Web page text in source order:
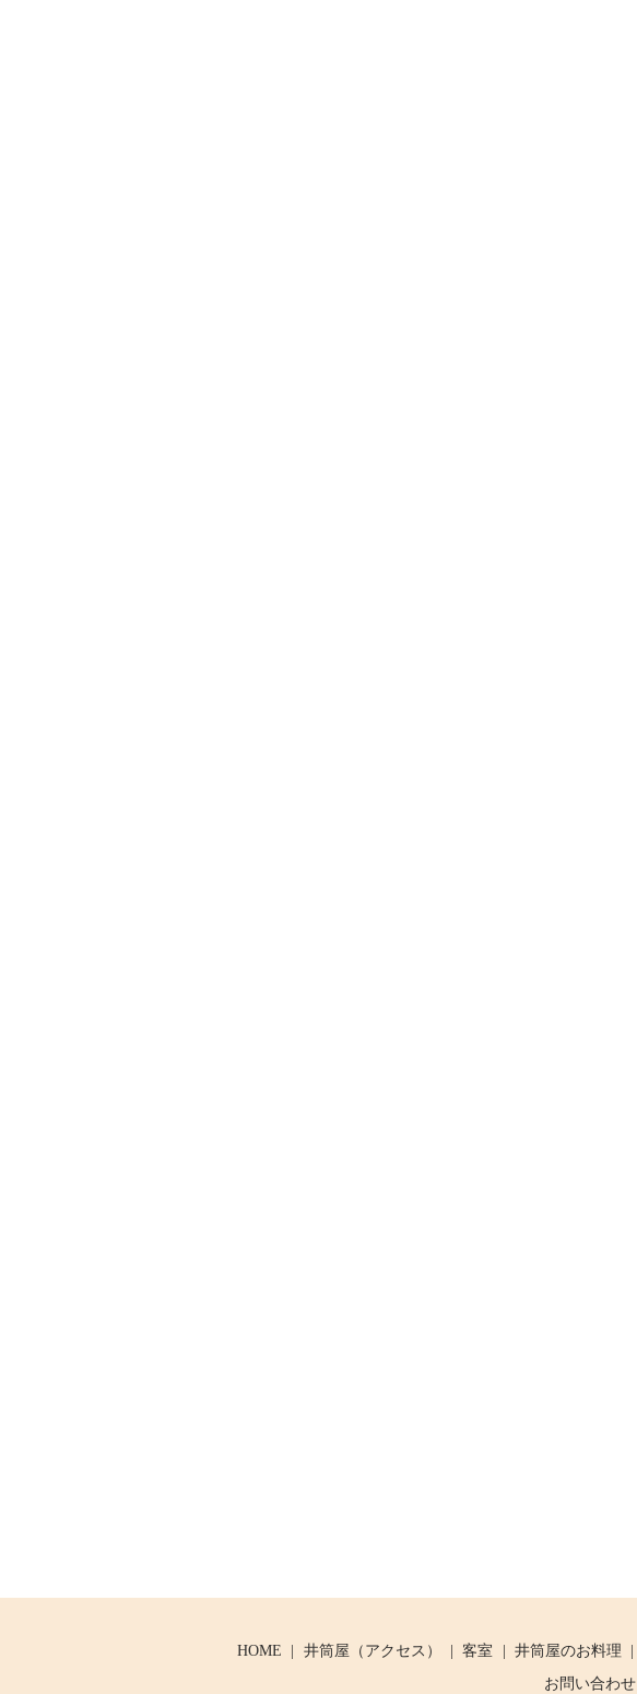
HOME 井筒屋（アクセス） 客室 井筒屋のお料理
お問い合わせ